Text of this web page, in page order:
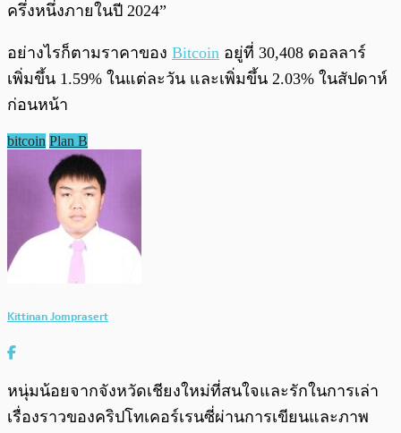
ครึ่งหนึ่งภายในปี 2024”
อย่างไรก็ตามราคาของ Bitcoin อยู่ที่ 30,408 ดอลลาร์
เพิ่มขึ้น 1.59% ในแต่ละวัน และเพิ่มขึ้น 2.03% ในสัปดาห์
ก่อนหน้า
bitcoin Plan B
Kittinan Jomprasert
หนุ่มน้อยจากจังหวัดเชียงใหม่ที่สนใจและรักในการเล่า
เรื่องราวของคริปโทเคอร์เรนซี่ผ่านการเขียนและภาพ